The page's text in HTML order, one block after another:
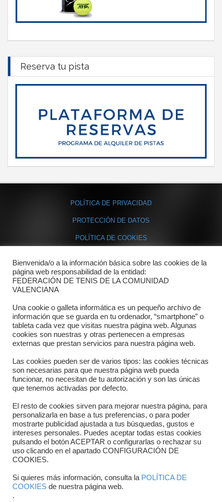
Reserva tu pista
POLÍTICA DE PRIVACIDAD
PROTECCIÓN DE DATOS
POLÍTICA DE COOKIES
Contacto
Dónde estamos
Directorio departamentos
Horario
Formulario de contacto
Copyright © 2025 FTCV
Bienvenida/o a la información básica sobre las cookies de la
página web responsabilidad de la entidad:
FEDERACIÓN DE TENIS DE LA COMUNIDAD
VALENCIANA
Una cookie o galleta informática es un pequeño archivo de
información que se guarda en tu ordenador, “smartphone” o
tableta cada vez que visitas nuestra página web. Algunas
cookies son nuestras y otras pertenecen a empresas
externas que prestan servicios para nuestra página web.
Las cookies pueden ser de varios tipos: las cookies técnicas
son necesarias para que nuestra página web pueda
funcionar, no necesitan de tu autorización y son las únicas
que tenemos activadas por defecto.
El resto de cookies sirven para mejorar nuestra página, para
personalizarla en base a tus preferencias, o para poder
mostrarte publicidad ajustada a tus búsquedas, gustos e
intereses personales. Puedes aceptar todas estas cookies
pulsando el botón ACEPTAR o configurarlas o rechazar su
uso clicando en el apartado CONFIGURACIÓN DE
COOKIES.
Si quieres más información, consulta la POLÍTICA DE
COOKIES de nuestra página web.
.